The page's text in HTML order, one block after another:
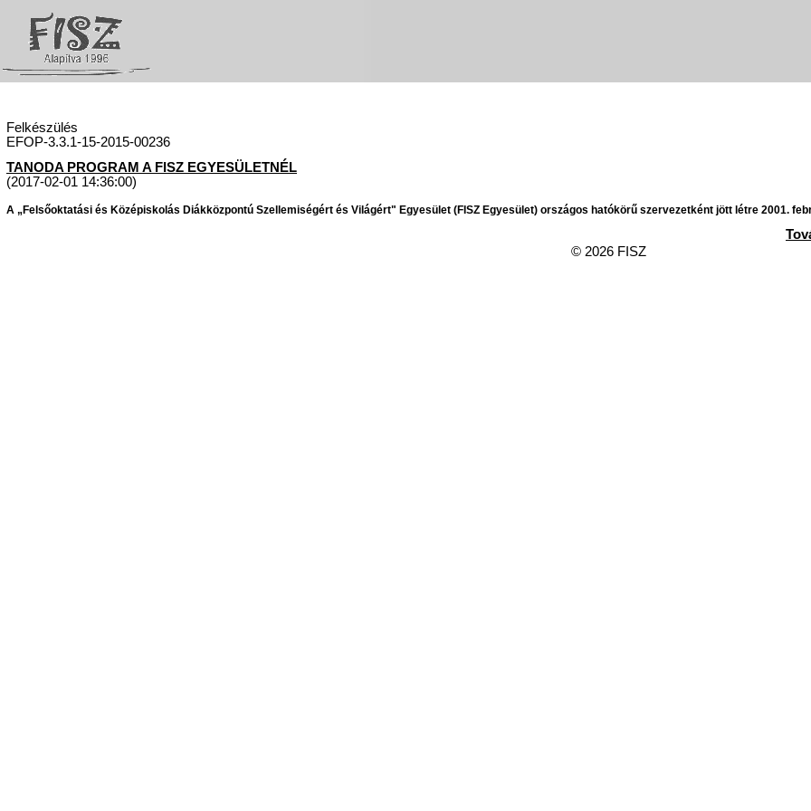
Felkészülés
EFOP-3.3.1-15-2015-00236
TANODA PROGRAM A FISZ EGYESÜLETNÉL
(2017-02-01 14:36:00)
A „Felsőoktatási és Középiskolás Diákközpontú Szellemiségért és Világért" Egyesület (FISZ Egyesület) országos hatókörű szervezetként jött létre 2001.
© 2026 FISZ